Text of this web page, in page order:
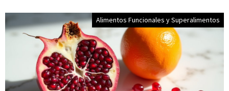
Alimentos Funcionales y Superalimentos